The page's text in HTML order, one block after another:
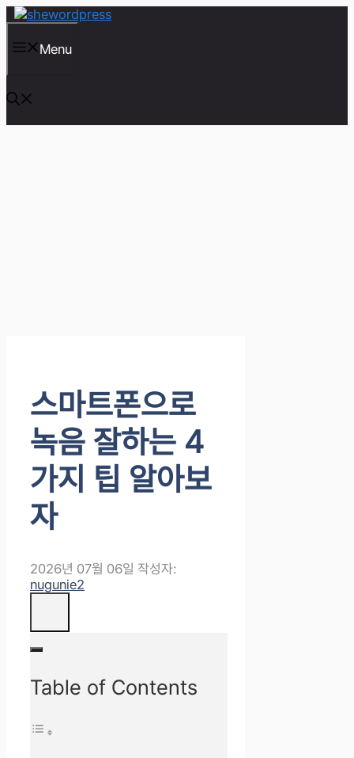
컨
츠
건
너
뛰
기
Menu
스마트폰으로
녹음 잘하는 4
가지 팁 알아보
자
2026년 07월 06일 작성자:
nugunie2
Table of Contents